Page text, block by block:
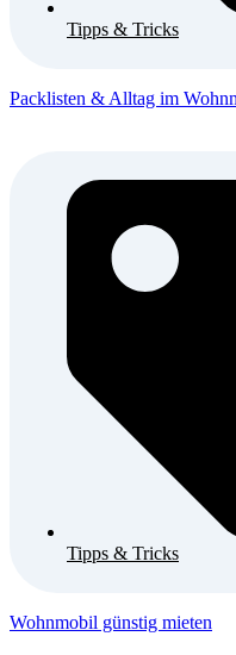
Tipps & Tricks
Packlisten & Alltag im
Tipps & Tricks
Wohnmobil günstig mieten